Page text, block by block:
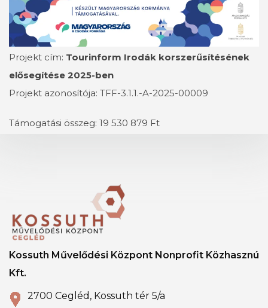
Projekt cím: Tourinform Irodák korszerűsítésének
elősegítése 2025-ben
Projekt azonosítója: TFF-3.1.1.-A-2025-00009
Támogatási összeg: 19 530 879 Ft
Kossuth Művelődési Központ Nonprofit Közhasznú
Kft.
2700 Cegléd, Kossuth tér 5/a